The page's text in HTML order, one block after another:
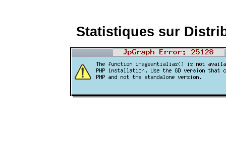
Statistiques sur